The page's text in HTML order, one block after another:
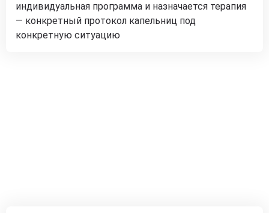
индивидуальная программа и назначается терапия
— конкретный протокол капельниц под
конкретную ситуацию